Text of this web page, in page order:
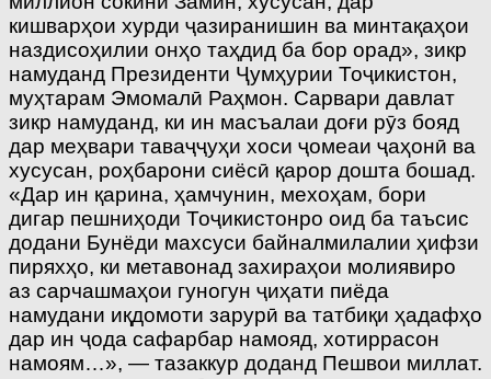
кишварҳои хурди ҷазиранишин ва минтақаҳои
наздисоҳилии онҳо таҳдид ба бор орад», зикр
намуданд Президенти Ҷумҳурии Тоҷикистон,
муҳтарам Эмомалӣ Раҳмон. Сарвари давлат
зикр намуданд, ки ин масъалаи доғи рӯз бояд
дар меҳвари таваҷҷуҳи хоси ҷомеаи ҷаҳонӣ ва
хусусан, роҳбарони сиёсӣ қарор дошта бошад.
«Дар ин қарина, ҳамчунин, мехоҳам, бори
дигар пешниҳоди Тоҷикистонро оид ба таъсис
додани Бунёди махсуси байналмилалии ҳифзи
пиряхҳо, ки метавонад захираҳои молиявиро
аз сарчашмаҳои гуногун ҷиҳати пиёда
намудани иқдомоти зарурӣ ва татбиқи ҳадафҳо
дар ин ҷода сафарбар намояд, хотиррасон
намоям…», — тазаккур доданд Пешвои миллат.